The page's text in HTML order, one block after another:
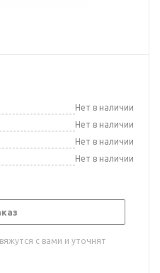
Нет в наличии
Нет в наличии
Нет в наличии
Нет в наличии
с вами и уточнят